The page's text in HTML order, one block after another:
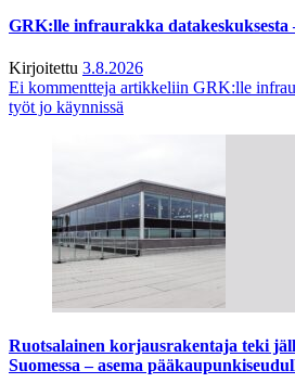
GRK:lle infraurakka datakeskuksesta
Kirjoitettu 3.8.2026
Ei kommentteja artikkeliin GRK:lle
työt jo käynnissä
Ruotsalainen korjausrakentaja teki
Suomessa – asema